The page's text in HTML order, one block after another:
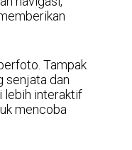
Tampak
senjata dan
lebih interaktif
mencoba